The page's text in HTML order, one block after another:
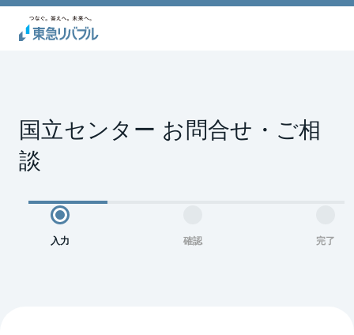
国立センター お問合せ・ご相
談
入力 確認 完了